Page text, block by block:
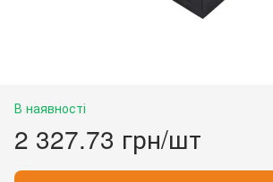
В наявності
2 327.73 грн/шт